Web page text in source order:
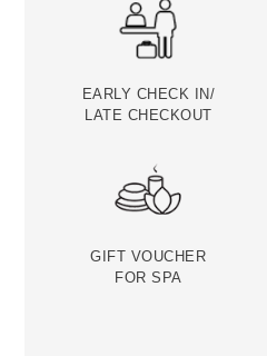
EARLY CHECK IN/
LATE CHECKOUT
GIFT VOUCHER
FOR SPA